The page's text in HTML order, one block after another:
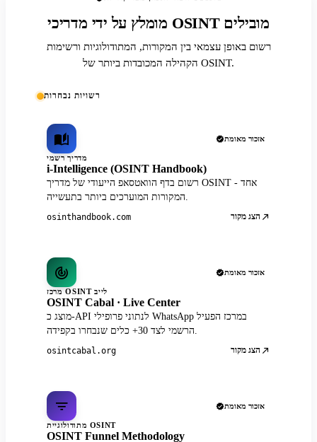
מומלץ על ידי מדריכי OSINT מובילים
רשום באופן עצמאי בין המקורות, המתודולוגיות ורשימות
הקהילה המכובדות ביותר של OSINT.
רשויות נבחרות
אזכור מאומת
מדריך רשמי
i-Intelligence (OSINT Handbook)
רשום בדף הוואטסאפ הייעודי של מדריך OSINT - אחד
המקורות המוערכים ביותר בתעשייה.
osinthandbook.com הצג מקור
אזכור מאומת
מרכז OSINT לייב
OSINT Cabal · Live Center
מוצג כ-API לנתוני פרופילי WhatsApp במרכז הפעיל
הרשמי לצד 30+ כלים שנבחרו בקפידה.
osintcabal.org הצג מקור
אזכור מאומת
מתודולוגיית OSINT
OSINT Funnel Methodology